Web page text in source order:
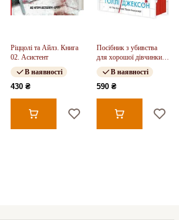
Ріццолі та Айлз. Книга
02. Асистент
В наявності
430 ₴
Посібник з убивства
для хорошої дівчинки.
Книга 01
В наявності
590 ₴